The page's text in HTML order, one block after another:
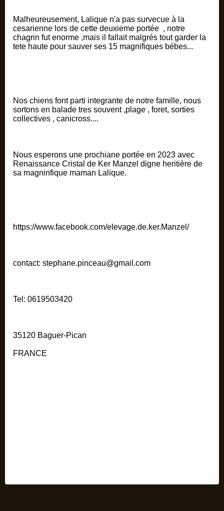
Malheureusement, Lalique n'a pas survecue à la
cesarienne lors de cette deuxieme portée , notre
chagrin fut enorme ,mais il fallait malgrés tout garder la
tete haute pour sauver ses 15 magnifiques bébes...
Nos chiens font parti integrante de notre famille, nous
sortons en balade tres souvent ,plage , foret, sorties
collectives , canicross....
Nous esperons une prochiane portée en 2023 avec
Renaissance Cristal de Ker Manzel digne heritière de
sa magninfique maman Lalique.
https://www.facebook.com/elevage.de.ker.Manzel/
contact: stephane.pinceau@gmail.com
Tel: 0619503420
35120 Baguer-Pican
FRANCE